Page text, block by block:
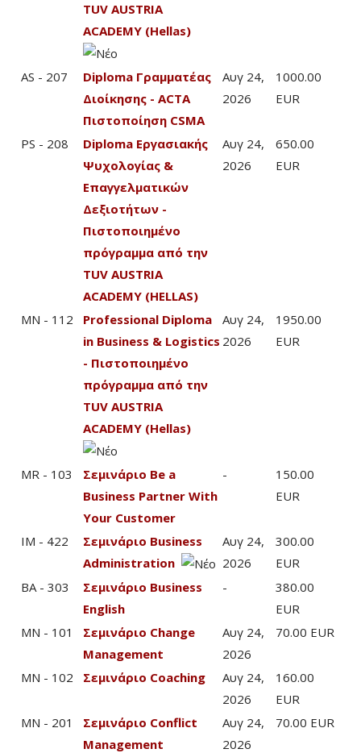
TUV AUSTRIA
ACADEMY (Hellas)
AS - 207
Diploma Γραμματέας
Διοίκησης - ACTA
Πιστοποίηση CSMA
Αυγ 24,
2026
1000.00
EUR
PS - 208
Diploma Εργασιακής
Ψυχολογίας &
Επαγγελματικών
Δεξιοτήτων -
Πιστοποιημένο
πρόγραμμα από την
TUV AUSTRIA
ACADEMY (HELLAS)
Αυγ 24,
2026
650.00
EUR
MN - 112
Professional Diploma
in Business & Logistics
- Πιστοποιημένο
πρόγραμμα από την
TUV AUSTRIA
ACADEMY (Hellas)
Αυγ 24,
2026
1950.00
EUR
MR - 103
Σεμινάριο Be a
Business Partner With
Your Customer
-
150.00
EUR
IM - 422
Σεμινάριο Business
Administration
Αυγ 24,
2026
300.00
EUR
BA - 303
Σεμινάριο Business
English
-
380.00
EUR
MN - 101
Σεμινάριο Change
Management
Αυγ 24,
2026
70.00 EUR
MN - 102 Σεμινάριο Coaching
Αυγ 24,
2026
160.00
EUR
MN - 201
Σεμινάριο Conflict
Management
Αυγ 24,
2026
70.00 EUR